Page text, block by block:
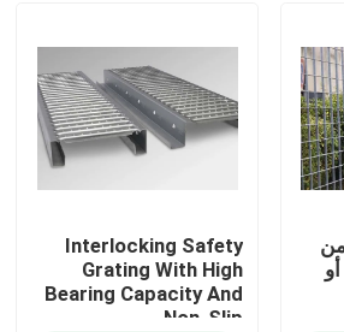
Interlocking Safety
Grating With High
Bearing Capacity And
Non-Slip